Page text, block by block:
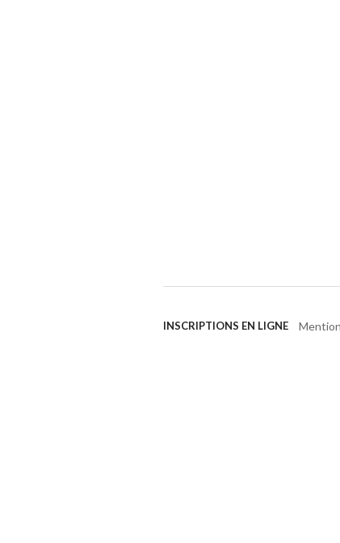
INSCRIPTIONS EN LIGNE